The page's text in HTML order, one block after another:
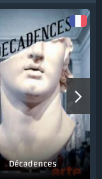
Décadences